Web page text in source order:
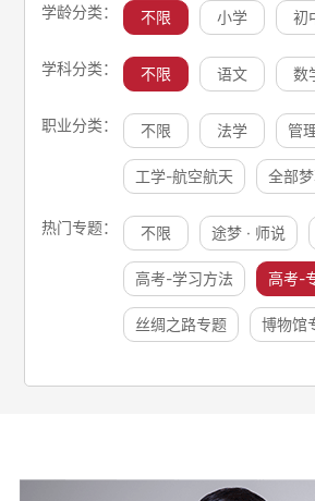
学龄分类： 不限 小学 初
学科分类： 不限 语文 数
职业分类： 不限 法学 管
工学-航空航天 全部
热门专题： 不限 途梦 · 师说
高考-学习方法 高考-
丝绸之路专题 博物馆